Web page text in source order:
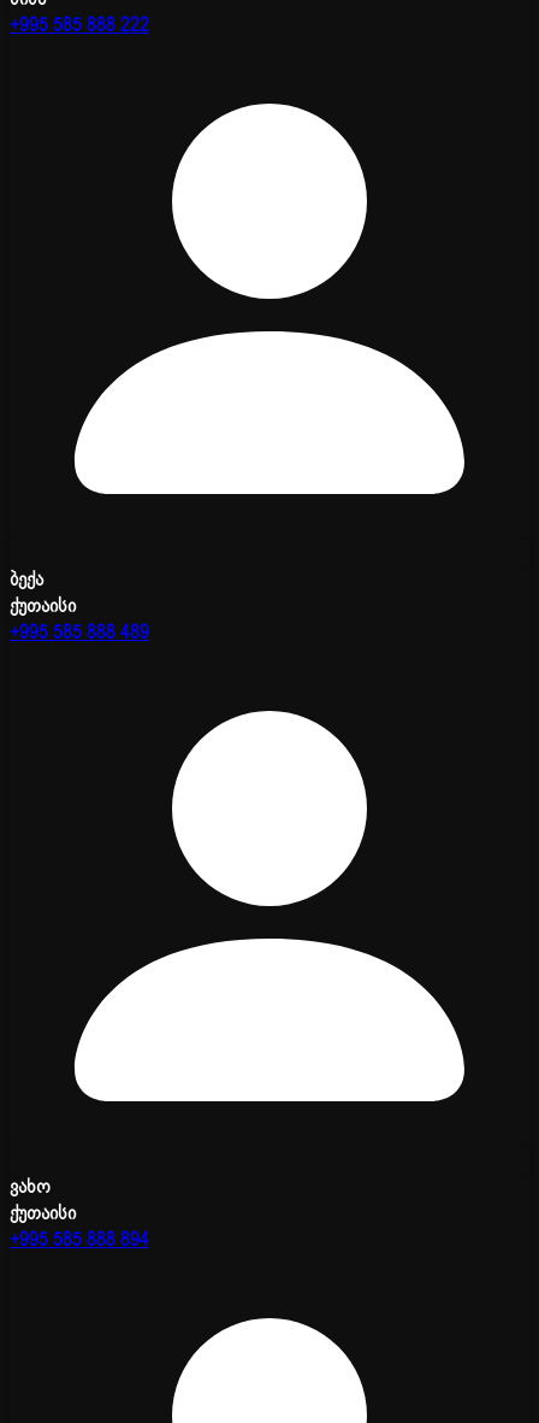
+995 585 888 222
ბექა
ქუთაისი
+995 585 888 489
ვახო
ქუთაისი
+995 585 888 894